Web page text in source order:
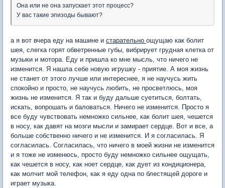
Она или не она запускает этот процесс?
У вас такие эпизоды бывают?
а я вот вчера еду на машине и старательно ощущаю как болит
шея, слегка горят обветренные губы, вибрирует грудная клетка от
музыки и мотора. Eду и пришла ко мне мысль, что ничего не
изменится. Я нашла себе новую игрушку - приятие. А моя жизнь
не станет от этого лучше или интереснее, я не научусь жить
спокойно и просто, не научусь любить, не просветлюсь, моя
жизнь не изменится. Я так и буду дальше суетиться, болтать,
искать, вопрошать и баловаться. Ничего не изменится. Просто я
все буду чувствовать немножко сильнее, как болит шея, чешется
в носу, как давят на мозги мысли и замирает сердце. Вот и все, а
больше собственно ничего и не изменится. И я согласилась. Я
согласилась. Согласилась, что ничего в моей жизни не изменится
и я тоже не изменюсь, просто буду немножко сильнее ощущать,
как чешется в носу, как ноет сердце, как дует из кондиционера,
как молчит мой телефон, как я еду одна по блестящей дороге и
играет музыка.